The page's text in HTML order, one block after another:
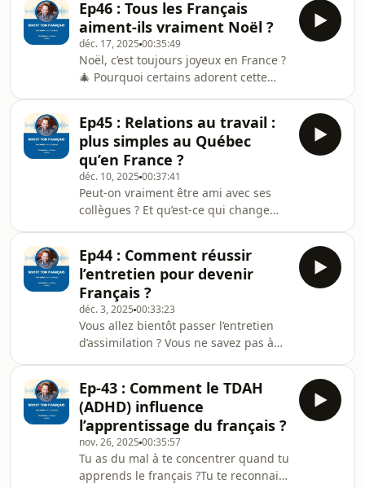
cet épisode, vous allez découvrir
l’approche inspirante de Manuelle,
prof de FLE et passionnée de théâtre,
qui anime des ateliers scéniques avec
des apprenants du monde entier. Elle
nous explique comment cette
pratique artistique transforme
l’apprentissage du f
Ep46 : Tous les Français
aiment-ils vraiment Noël ?
déc. 17, 2025 00:35:49
Noël, c’est toujours joyeux en France ?
🎄 Pourquoi certains adorent cette
épisode, vous allez plonger dans les
traditions françaises de Noël avec
Naomie, prof de FLE et grande
amatrice d’ambiance hivernale.
Ensemble, on parle de sapins
naturels, de marchés de Noël, de
cadeaux faits avec amour… mais aussi
de choix familiaux,
Ep45 : Relations au travail :
plus simples au Québec
qu’en France ?
déc. 10, 2025 00:37:41
Peut-on vraiment être ami avec ses
collègues ? Et qu’est-ce qui change
épisode, vous allez découvrir un
regard croisé entre deux cultures
professionnelles. Jessica, ancienne
journaliste devenue stratège podcast
au Québec, partage ses expériences
de terrain et les différences qui l’ont
marquée en immigrer. Ambiance
détendue, tutoi
Ep44 : Comment réussir
l’entretien pour devenir
Français ?
déc. 3, 2025 00:33:23
Vous allez bientôt passer l’entretien
d’assimilation ? Vous ne savez pas à
cette étape cruciale pour obtenir la
nationalité française. Edwige,
professeure de FLE à Strasbourg et
spécialiste de la préparation à
l’entretien, partage son expérience et
ses conseils.On parle des grandes
Ep-43 : Comment le TDAH
(ADHD) influence
l’apprentissage du français ?
nov. 26, 2025 00:35:57
Tu as du mal à te concentrer quand tu
apprends le français ?Tu te reconnais